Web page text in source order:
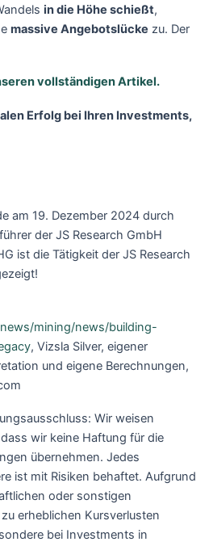
in die Höhe schießt,
massive Angebotslücke zu. Der
vollständigen Artikel.
Erfolg bei Ihren Investments,
am 19. Dezember 2024 durch
der JS Research GmbH
ist die Tätigkeit der JS Research
mining/news/building-
, Vizsla Silver, eigener
und eigene Berechnungen,
Wir weisen
wir keine Haftung für die
übernehmen. Jedes
ist mit Risiken behaftet. Aufgrund
oder sonstigen
erheblichen Kursverlusten
bei Investments in